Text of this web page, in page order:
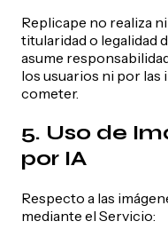
Replicape no realiza
titularidad o legalidad
asume
los usuarios ni por las
cometer.
5. Uso de
por IA
Respecto a las
mediante el Servicio: